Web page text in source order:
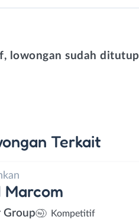
lowongan sudah ditutup
Terkait
Marcom
Group Kompetitif